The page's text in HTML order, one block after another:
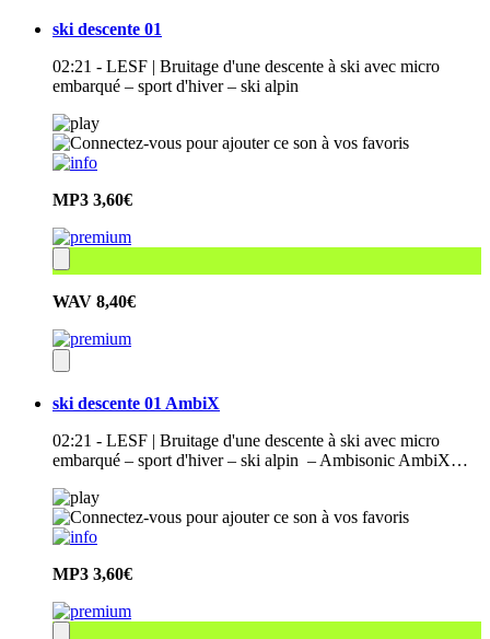
ski descente 01
02:21 - LESF | Bruitage d'une descente à ski avec micro
embarqué – sport d'hiver – ski alpin
MP3 3,60€
WAV 8,40€
ski descente 01 AmbiX
02:21 - LESF | Bruitage d'une descente à ski avec micro
embarqué – sport d'hiver – ski alpin – Ambisonic AmbiX…
MP3 3,60€